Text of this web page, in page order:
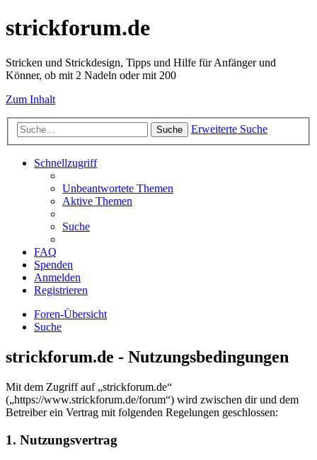
strickforum.de
Stricken und Strickdesign, Tipps und Hilfe für Anfänger und
Könner, ob mit 2 Nadeln oder mit 200
Zum Inhalt
Suche Erweiterte Suche
Schnellzugriff
Unbeantwortete Themen
Aktive Themen
Suche
FAQ
Spenden
Anmelden
Registrieren
Foren-Übersicht
Suche
strickforum.de - Nutzungsbedingungen
Mit dem Zugriff auf „strickforum.de“
(„https://www.strickforum.de/forum“) wird zwischen dir und dem
Betreiber ein Vertrag mit folgenden Regelungen geschlossen:
1. Nutzungsvertrag